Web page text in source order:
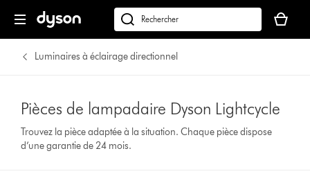
Rechercher
des
produits
panier
est
Luminaires à éclairage directionnel
Pièces de lampadaire Dyson Lightcycle
Trouvez la pièce adaptée à la situation. Chaque pièce dispose
d’une garantie de 24 mois.